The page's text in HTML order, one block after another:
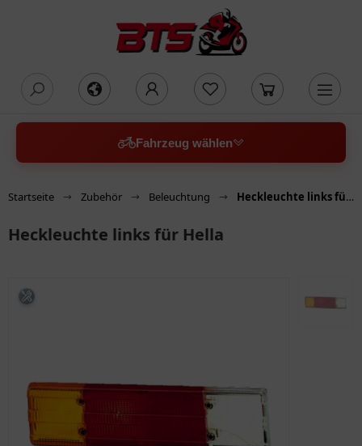
Fahrzeug wählen
Startseite Zubehör Beleuchtung Heckleuchte links für Hella
Heckleuchte links für Hella